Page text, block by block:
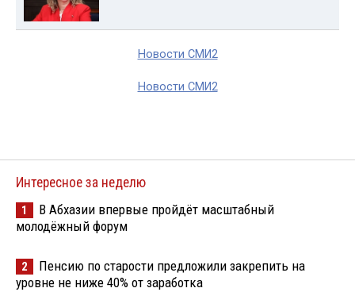
Новости СМИ2
Новости СМИ2
Интересное за неделю
1
В Абхазии впервые пройдёт масштабный
молодёжный форум
2
Пенсию по старости предложили закрепить на
уровне не ниже 40% от заработка